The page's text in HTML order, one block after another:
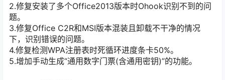
2.修复安装了多个Office2013版本时Ohook识别不到的问
题。
3.修复Office C2R和MSI版本混装且卸载不干净的情况
下，识别错误的问题。
4.修复检测WPA注册表时死循环进度条卡50%。
5.增加手动生成“通用数字门票(含通用密钥)”的功能。